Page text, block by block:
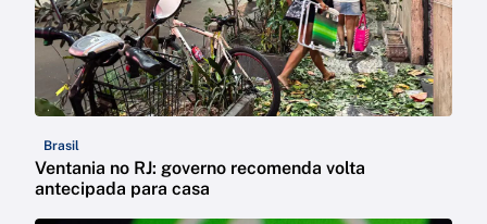
Brasil
Ventania no RJ: governo recomenda volta
antecipada para casa